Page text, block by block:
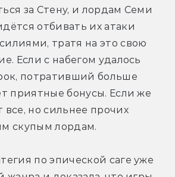
за Стену, и лордам Семи
отбивать их атаки
тратя на это свою
Если с набегом удалось
потративший больше
приятные бонусы. Если же
но сильнее прочих
скупым лордам.
по эпической саге уже